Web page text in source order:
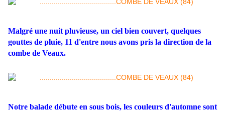
Malgré une nuit pluvieuse, un ciel bien couvert, quelques
gouttes de pluie, 11 d'entre nous avons pris la direction de la
combe de Veaux.
Notre balade débute en sous bois, les couleurs d'automne sont